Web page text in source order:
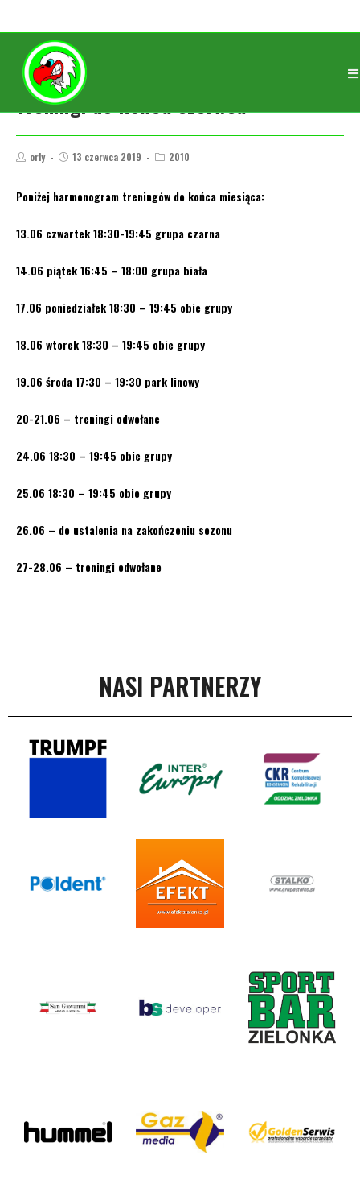
Treningi do końca czerwca
orly 13 czerwca 2019 2010
Poniżej harmonogram treningów do końca miesiąca:
13.06 czwartek 18:30-19:45 grupa czarna
14.06 piątek 16:45 – 18:00 grupa biała
17.06 poniedziałek 18:30 – 19:45 obie grupy
18.06 wtorek 18:30 – 19:45 obie grupy
19.06 środa 17:30 – 19:30 park linowy
20-21.06 – treningi odwołane
24.06 18:30 – 19:45 obie grupy
25.06 18:30 – 19:45 obie grupy
26.06 – do ustalenia na zakończeniu sezonu
27-28.06 – treningi odwołane
NASI PARTNERZY